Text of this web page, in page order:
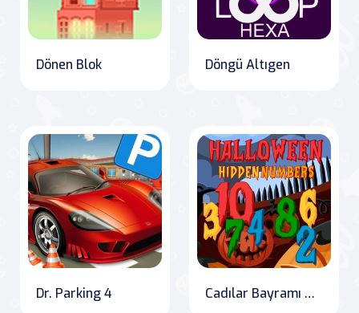
Dönen Blok Döngü Altıgen
Dr. Parking 4 Cadılar Bayramı Gizli Sayılar